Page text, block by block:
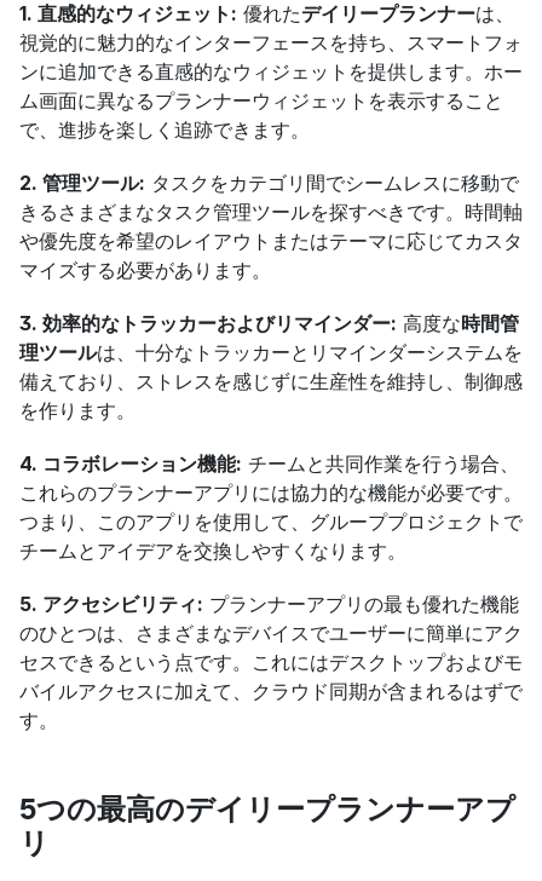
1. 直感的なウィジェット: 優れたデイリープランナーは、
視覚的に魅力的なインターフェースを持ち、スマートフォ
ンに追加できる直感的なウィジェットを提供します。ホー
ム画面に異なるプランナーウィジェットを表示すること
で、進捗を楽しく追跡できます。
2. 管理ツール: タスクをカテゴリ間でシームレスに移動で
きるさまざまなタスク管理ツールを探すべきです。時間軸
や優先度を希望のレイアウトまたはテーマに応じてカスタ
マイズする必要があります。
3. 効率的なトラッカーおよびリマインダー: 高度な時間管
理ツールは、十分なトラッカーとリマインダーシステムを
備えており、ストレスを感じずに生産性を維持し、制御感
を作ります。
4. コラボレーション機能: チームと共同作業を行う場合、
これらのプランナーアプリには協力的な機能が必要です。
つまり、このアプリを使用して、グループプロジェクトで
チームとアイデアを交換しやすくなります。
5. アクセシビリティ: プランナーアプリの最も優れた機能
のひとつは、さまざまなデバイスでユーザーに簡単にアク
セスできるという点です。これにはデスクトップおよびモ
バイルアクセスに加えて、クラウド同期が含まれるはずで
す。
5つの最高のデイリープランナーアプ
リ